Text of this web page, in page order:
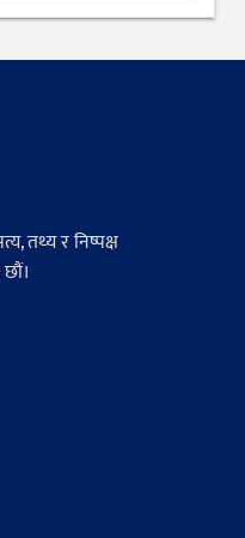
तथ्य र निष्पक्ष